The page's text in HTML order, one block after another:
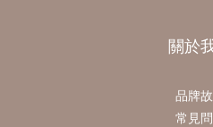
關於
品牌
常見